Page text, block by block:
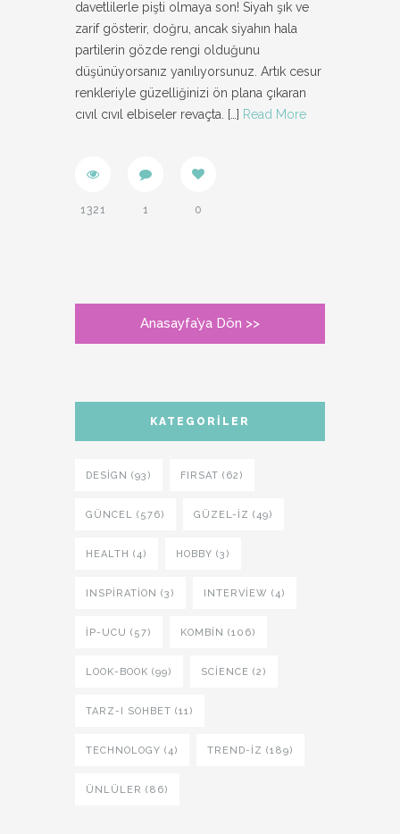
davetlilerle pişti olmaya son! Siyah şık ve
zarif gösterir, doğru, ancak siyahın hala
partilerin gözde rengi olduğunu
düşünüyorsanız yanılıyorsunuz. Artık cesur
renkleriyle güzelliğinizi ön plana çıkaran
cıvıl cıvıl elbiseler revaçta.
[…] Read More
1321 1 0
Anasayfa’ya Dön >>
KATEGORILER
DESIGN (93) FIRSAT (62)
GÜNCEL (576) GÜZEL-IZ (49)
HEALTH (4) HOBBY (3)
INSPIRATION (3) INTERVIEW (4)
İP-UCU (57) KOMBIN (106)
LOOK-BOOK (99) SCIENCE (2)
TARZ-I SOHBET (11)
TECHNOLOGY (4) TREND-IZ (189)
ÜNLÜLER (86)